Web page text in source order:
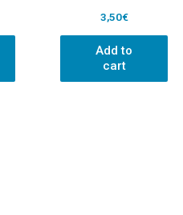
3,50€
Add to
cart